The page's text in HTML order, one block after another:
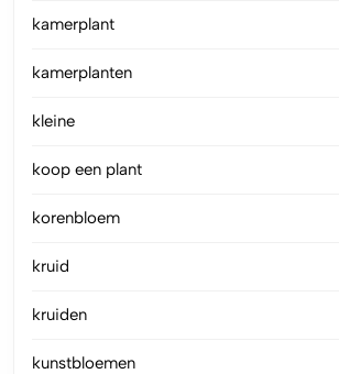
kamerplant
kamerplanten
kleine
koop een plant
korenbloem
kruid
kruiden
kunstbloemen